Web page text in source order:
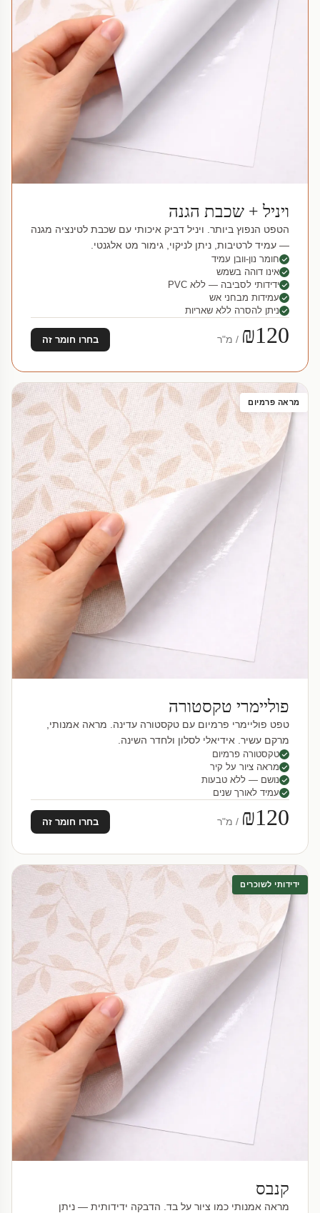
ויניל + שכבת הגנה
הטפט הנפוץ ביותר. ויניל דביק איכותי עם שכבת לטינציה מגנה
— עמיד לרטיבות, ניתן לניקוי, גימור מט אלגנטי.
חומר נון-וובן עמיד
אינו דוהה בשמש
ידידותי לסביבה — ללא PVC
עמידות מבחני אש
ניתן להסרה ללא שאריות
₪120 / מ"ר בחרו חומר זה
מראה פרמיום
פוליימרי טקסטורה
טפט פוליימרי פרמיום עם טקסטורה עדינה. מראה אמנותי,
מרקם עשיר. אידיאלי לסלון ולחדר השינה.
טקסטורה פרמיום
מראה ציור על קיר
נושם — ללא טבעות
עמיד לאורך שנים
₪120 / מ"ר בחרו חומר זה
ידידותי לשוכרים
קנבס
מראה אמנותי כמו ציור על בד. הדבקה ידידותית — ניתן